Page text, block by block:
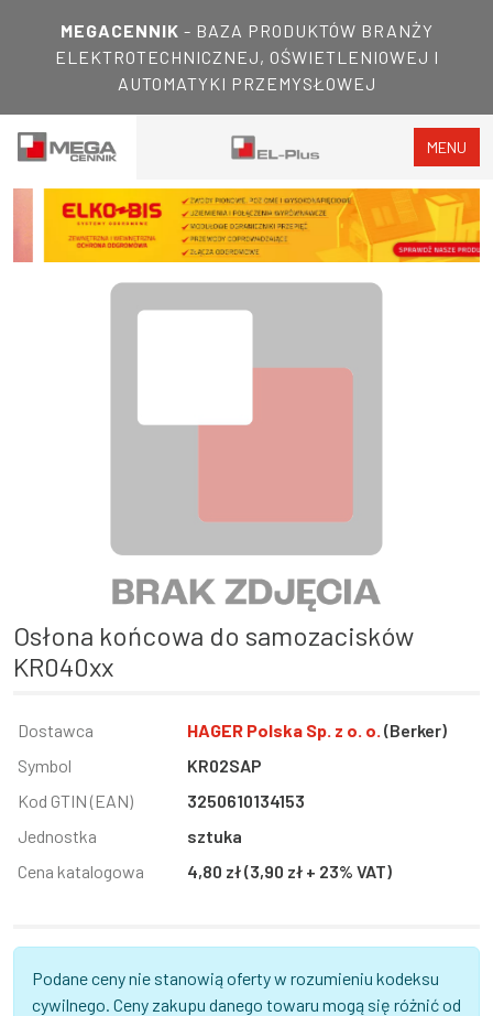
MEGACENNIK - BAZA PRODUKTÓW BRANŻY
ELEKTROTECHNICZNEJ, OŚWIETLENIOWEJ I
AUTOMATYKI PRZEMYSŁOWEJ
MENU
Osłona końcowa do samozacisków
KR040xx
Informacja
Wartość
Dostawca HAGER Polska Sp. z o. o. (Berker)
Symbol
KR02SAP
Kod GTIN (EAN)
3250610134153
Jednostka
sztuka
Cena katalogowa
4,80 zł (3,90 zł + 23% VAT)
Podane ceny nie stanowią oferty w rozumieniu kodeksu
cywilnego. Ceny zakupu danego towaru mogą się różnić od